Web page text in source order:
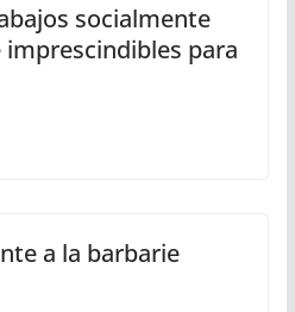
socialmente
para
a la barbarie